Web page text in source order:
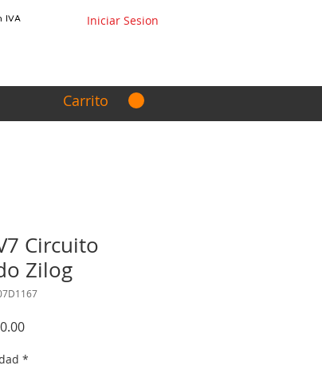
IVA Iniciar Sesion
Carrito
Circuito
Zilog
Precio
*